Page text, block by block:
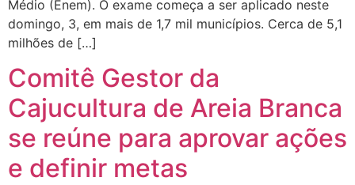
Médio (Enem). O exame começa a ser aplicado neste
domingo, 3, em mais de 1,7 mil municípios. Cerca de 5,1
milhões de […]
Comitê Gestor da
Cajucultura de Areia Branca
se reúne para aprovar ações
e definir metas